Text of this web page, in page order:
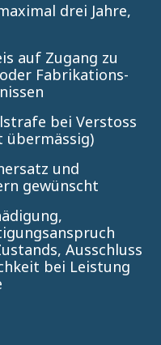
drei Jahre,
auf Zugang zu
Fabrikations-
bei Verstoss
übermässig)
und
gewünscht
Ausschluss
bei Leistung